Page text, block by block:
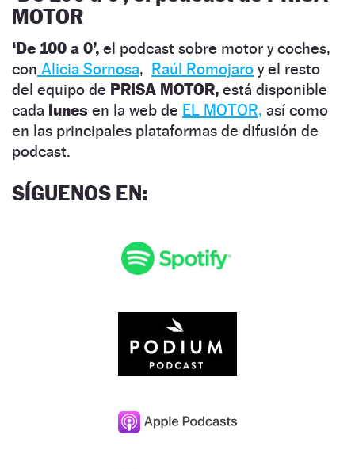
MOTOR
‘De 100 a 0’, el podcast sobre motor y coches,
con Alicia Sornosa, Raúl Romojaro y el resto
del equipo de PRISA MOTOR, está disponible
cada lunes en la web de EL MOTOR, así como
en las principales plataformas de difusión de
podcast.
SÍGUENOS EN: